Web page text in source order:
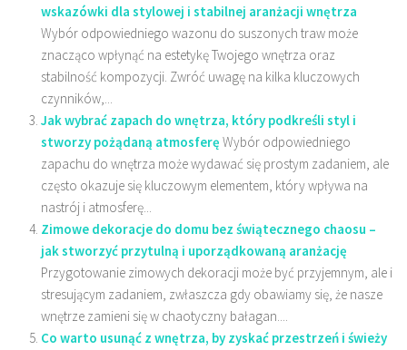
wskazówki dla stylowej i stabilnej aranżacji wnętrza
Wybór odpowiedniego wazonu do suszonych traw może
znacząco wpłynąć na estetykę Twojego wnętrza oraz
stabilność kompozycji. Zwróć uwagę na kilka kluczowych
czynników,...
Jak wybrać zapach do wnętrza, który podkreśli styl i
stworzy pożądaną atmosferę Wybór odpowiedniego
zapachu do wnętrza może wydawać się prostym zadaniem, ale
często okazuje się kluczowym elementem, który wpływa na
nastrój i atmosferę...
Zimowe dekoracje do domu bez świątecznego chaosu –
jak stworzyć przytulną i uporządkowaną aranżację
Przygotowanie zimowych dekoracji może być przyjemnym, ale i
stresującym zadaniem, zwłaszcza gdy obawiamy się, że nasze
wnętrze zamieni się w chaotyczny bałagan....
Co warto usunąć z wnętrza, by zyskać przestrzeń i świeży